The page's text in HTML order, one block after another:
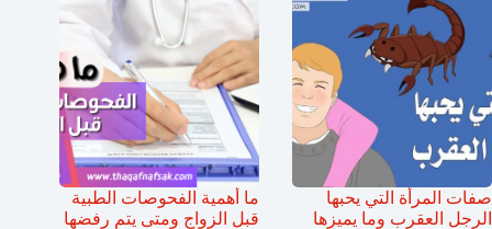
صفات المرأة التي يحبها
الرجل العقرب وما يميزها
ما أهمية الفحوصات الطبية
قبل الزواج ومتى يتم رفضها